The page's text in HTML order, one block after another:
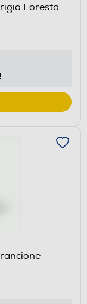
Foresta